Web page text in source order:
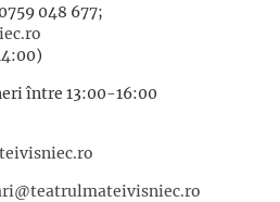
048 677;
între 13:00-16:00